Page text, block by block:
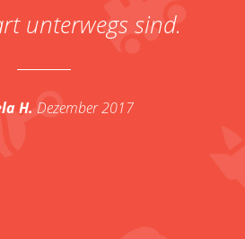
unterwegs sind.
H. Dezember 2017